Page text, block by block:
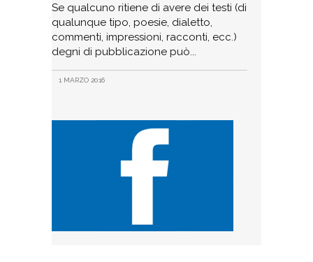
Se qualcuno ritiene di avere dei testi (di
qualunque tipo, poesie, dialetto,
commenti, impressioni, racconti, ecc.)
degni di pubblicazione può
1 MARZO 2016